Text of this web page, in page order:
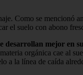
Como se mencionó
el suelo con abono
desarrollan mejor en
orgánica cae al
a la línea de caída